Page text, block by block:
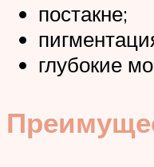
постакне;
глубокие